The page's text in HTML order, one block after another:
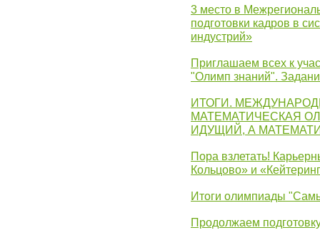
3 место в
подготовки кадров в
индустрий»
Приглашаем всех к
"Олимп знаний".
ИТОГИ.
МАТЕМАТИЧЕСКАЯ
ИДУЩИЙ, А
Пора взлетать!
Кольцово» и
Итоги олимпиады
Продолжаем